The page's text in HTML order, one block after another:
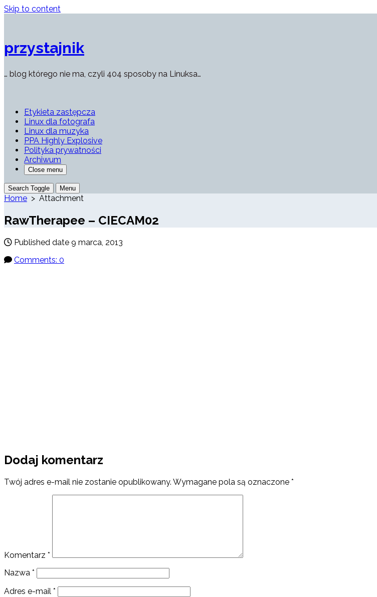
Skip to content
przystajnik
… blog którego nie ma, czyli 404 sposoby na Linuksa…
Etykieta zastępcza
Linux dla fotografa
Linux dla muzyka
PPA Highly Explosive
Polityka prywatności
Archiwum
Close menu
Search Toggle Menu
Home > Attachment
RawTherapee – CIECAM02
Published date 9 marca, 2013
Comments: 0
Dodaj komentarz
Twój adres e-mail nie zostanie opublikowany. Wymagane pola są oznaczone *
Komentarz *
Nazwa *
Adres e-mail *